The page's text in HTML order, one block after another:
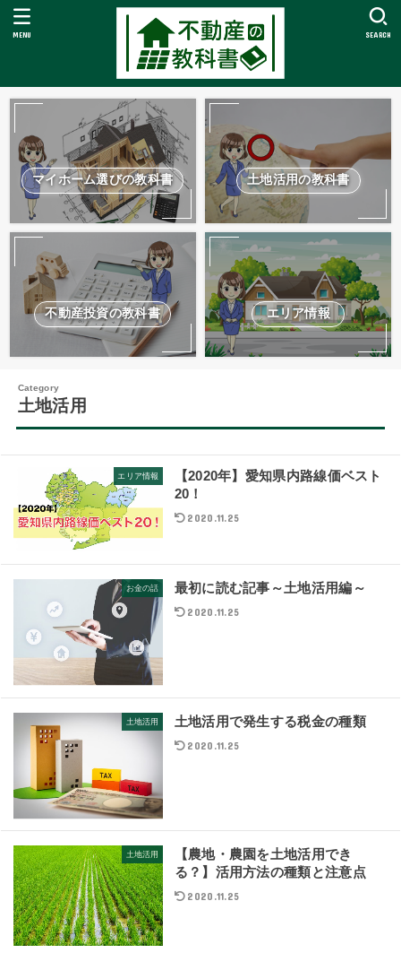
SEARCH
MENU
マイホーム選びの教科書 土地活用の教科書
不動産投資の教科書 エリア情報
土地活用
エリア情報
【2020年】愛知県内路線価ベスト
20！
2020.11.25
お金の話 最初に読む記事～土地活用編～
2020.11.25
土地活用 土地活用で発生する税金の種類
2020.11.25
土地活用
【農地・農園を土地活用でき
る？】活用方法の種類と注意点
2020.11.25